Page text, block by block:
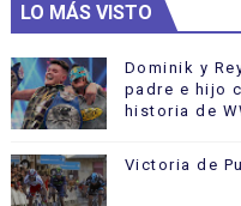
LO MÁS VISTO
Dominik y
padre e hijo
historia de
Victoria de